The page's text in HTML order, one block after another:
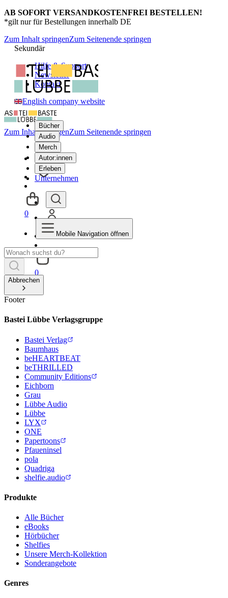
AB SOFORT VERSANDKOSTENFREI BESTELLEN!
*gilt nur für Bestellungen innerhalb DE
Zum Inhalt springenZum Seitenende springen
Sekundär
Hilfe & Support
Newsletter
Kontakt
English company website
Bücher
Audio
Merch
Autor:innen
Erleben
Unternehmen
0
Zum Inhalt springenZum Seitenende springen
0
Mobile Navigation öffnen
Abbrechen
Footer
Bastei Lübbe Verlagsgruppe
Bastei Verlag
Baumhaus
beHEARTBEAT
beTHRILLED
Community Editions
Eichborn
Grau
Lübbe Audio
Lübbe
LYX
ONE
Papertoons
Pfaueninsel
pola
Quadriga
shelfie.audio
Produkte
Alle Bücher
eBooks
Hörbücher
Shelfies
Unsere Merch-Kollektion
Sonderangebote
Genres